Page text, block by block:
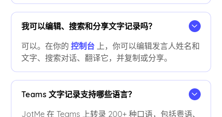
我可以编辑、搜索和分享文字记录吗？
可以。在你的控制台 上，你可以编辑发言人姓名和
文字、搜索对话、翻译它，并复制或分享。
Teams 文字记录支持哪些语言？
JotMe 在 Teams 上转录 200+ 种口语，包括粤语、